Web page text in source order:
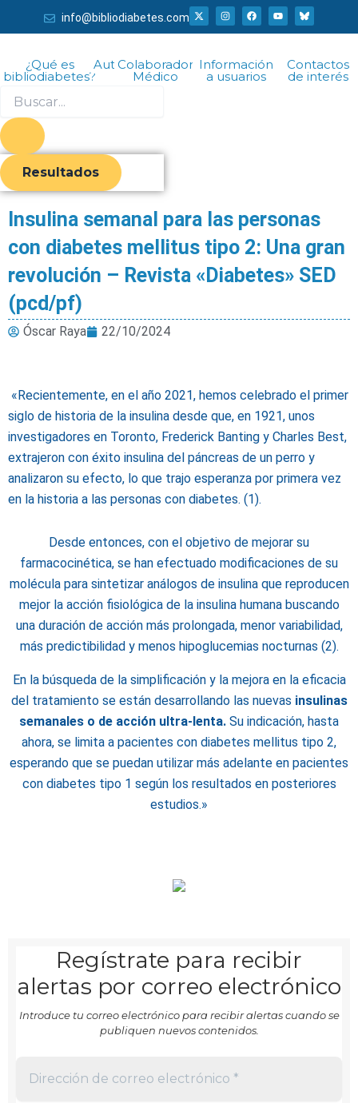
al
info@bibliodiabetes.com
X
-
t
t
t
I
n
s
r
a
F
a
c
o
o
k
Y
o
u
¿Qué es
bibliodiabetes?
AutorColaborador
Médico
Información
a usuarios
Contactos
de interés
Resultados
Insulina semanal para las personas
con diabetes mellitus tipo 2: Una gran
revolución – Revista «Diabetes» SED
(pcd/pf)
Óscar Raya 22/10/2024
«Recientemente, en el año 2021, hemos celebrado el primer
siglo de historia de la insulina desde que, en 1921, unos
investigadores en Toronto, Frederick Banting y Charles Best,
extrajeron con éxito insulina del páncreas de un perro y
analizaron su efecto, lo que trajo esperanza por primera vez
en la historia a las personas con diabetes. (1).
Desde entonces, con el objetivo de mejorar su
farmacocinética, se han efectuado modificaciones de su
molécula para sintetizar análogos de insulina que reproducen
mejor la acción fisiológica de la insulina humana buscando
una duración de acción más prolongada, menor variabilidad,
más predictibilidad y menos hipoglucemias nocturnas (2).
En la búsqueda de la simplificación y la mejora en la eficacia
del tratamiento se están desarrollando las nuevas insulinas
semanales o de acción ultra-lenta. Su indicación, hasta
ahora, se limita a pacientes con diabetes mellitus tipo 2,
esperando que se puedan utilizar más adelante en pacientes
con diabetes tipo 1 según los resultados en posteriores
estudios.»
Regístrate para recibir
alertas por correo electrónico
Introduce tu correo electrónico para recibir alertas cuando se
publiquen nuevos contenidos.